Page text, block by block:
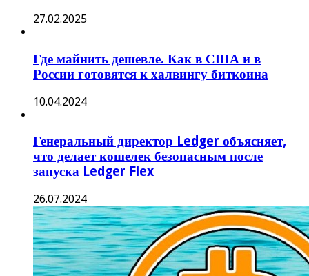
27.02.2025
Где майнить дешевле. Как в США и в
России готовятся к халвингу биткоина
10.04.2024
Генеральный директор Ledger объясняет,
что делает кошелек безопасным после
запуска Ledger Flex
26.07.2024